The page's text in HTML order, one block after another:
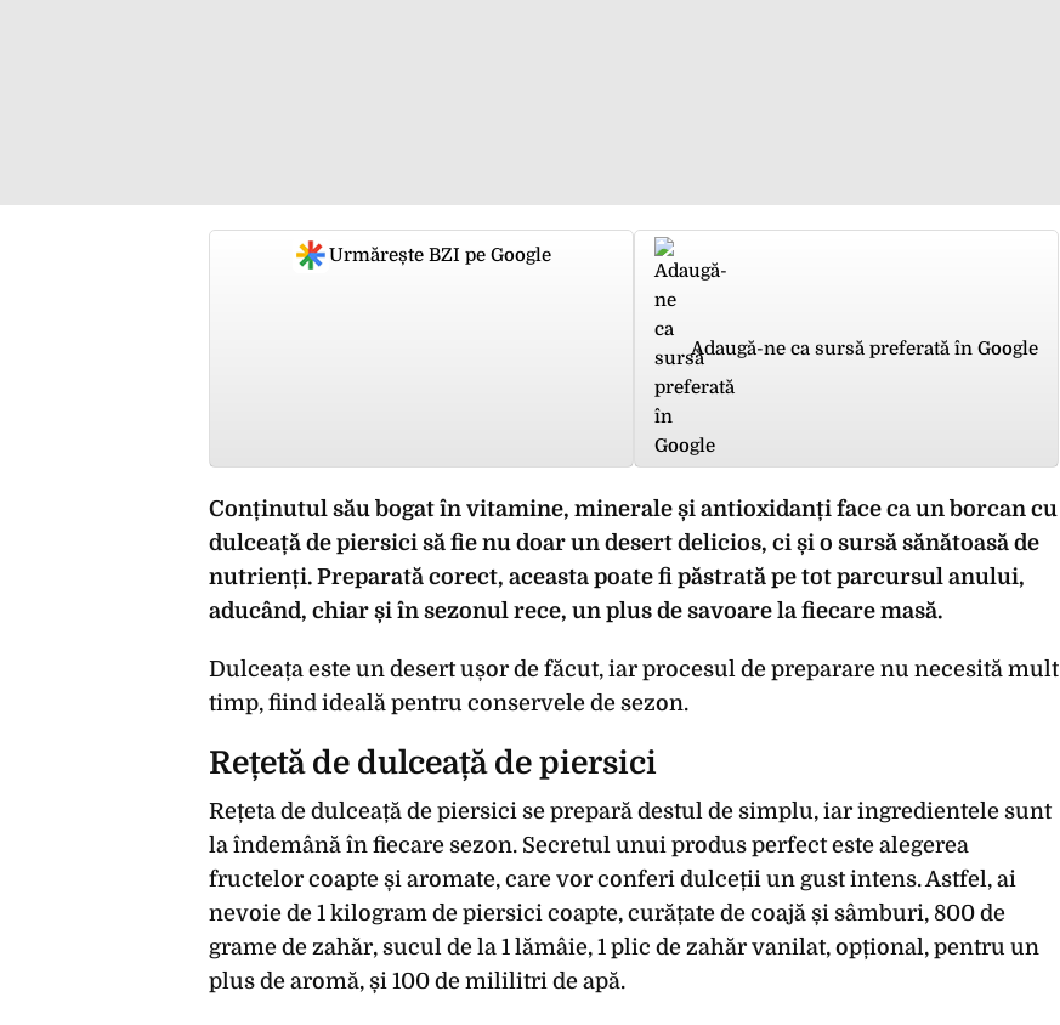
Urmărește BZI pe Google
Adaugă-ne ca sursă preferată în Google
Conținutul său bogat în vitamine, minerale și antioxidanți face ca un borcan cu
dulceață de piersici să fie nu doar un desert delicios, ci și o sursă sănătoasă de
nutrienți. Preparată corect, aceasta poate fi păstrată pe tot parcursul anului,
aducând, chiar și în sezonul rece, un plus de savoare la fiecare masă.
Dulceața este un desert ușor de făcut, iar procesul de preparare nu necesită mult
timp, fiind ideală pentru conservele de sezon.
Rețetă de dulceață de piersici
Rețeta de dulceață de piersici se prepară destul de simplu, iar ingredientele sunt
la îndemână în fiecare sezon. Secretul unui produs perfect este alegerea
fructelor coapte și aromate, care vor conferi dulceții un gust intens. Astfel, ai
nevoie de 1 kilogram de piersici coapte, curățate de coajă și sâmburi, 800 de
grame de zahăr, sucul de la 1 lămâie, 1 plic de zahăr vanilat, opțional, pentru un
plus de aromă, și 100 de mililitri de apă.